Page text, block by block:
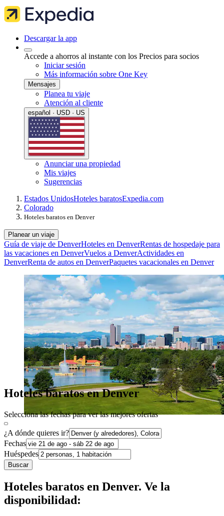
Descargar la app
Accede a ahorros al instante con los Precios para socios
Iniciar sesión
Más información sobre One Key
Mensajes
Planea tu viaje
Atención al cliente
español · USD · US
Anunciar una propiedad
Mis viajes
Sugerencias
Estados UnidosHoteles baratosExpedia.com
Colorado
Hoteles baratos en Denver
Planear un viaje
Guía de viaje de DenverHoteles en DenverRentas de hospedaje para
las vacaciones en DenverVuelos a DenverActividades en
DenverRenta de autos en DenverPaquetes vacacionales en Denver
Hoteles baratos en Denver
Selecciona las fechas para ver las mejores ofertas
¿A dónde quieres ir?
Fechas
Huéspedes
Buscar
Hoteles baratos en Denver. Ve la
disponibilidad: